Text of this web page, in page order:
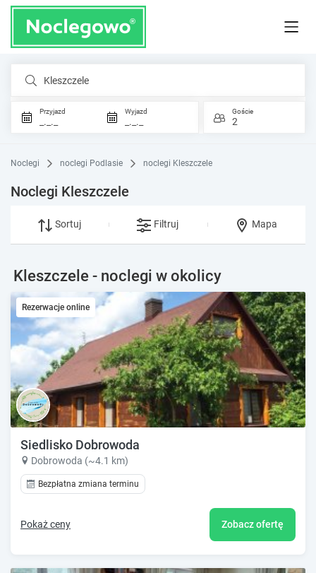
Kleszczele
Przyjazd
_._._
Wyjazd
_._._
Goście
2
Noclegi noclegi Podlasie noclegi Kleszczele
Noclegi Kleszczele
Sortuj Filtruj Mapa
Kleszczele - noclegi w okolicy
Rezerwacje online
Siedlisko Dobrowoda
Dobrowoda (~4.1 km)
Bezpłatna zmiana terminu
Pokaż ceny Zobacz ofertę